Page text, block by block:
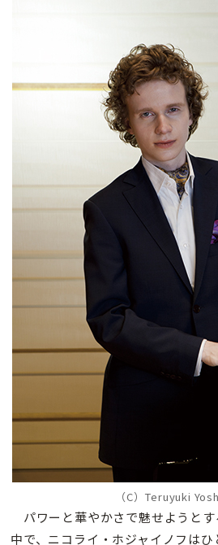
（C）Teruyuki
パワーと華やかさで魅せようと
中で、ニコライ・ホジャイノフは